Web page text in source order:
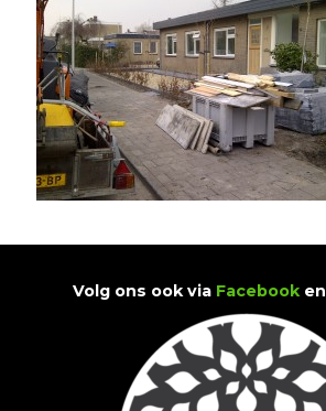
Volg ons ook via Facebooken